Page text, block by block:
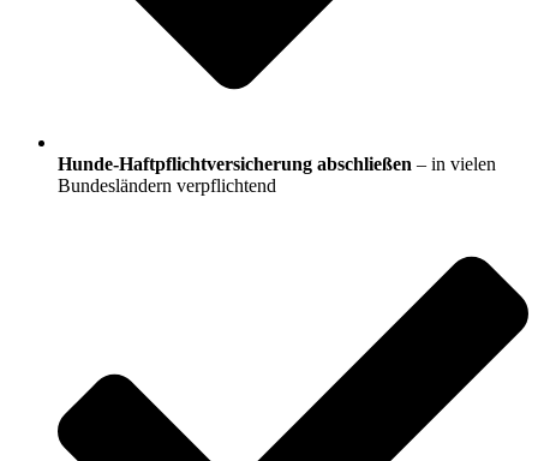
Hunde-Haftpflichtversicherung abschließen – in vielen
Bundesländern verpflichtend